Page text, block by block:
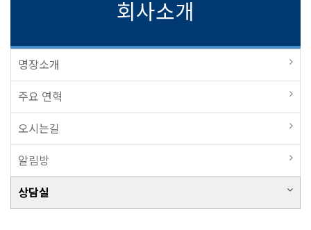
회사소개
명장소개
주요 연혁
오시는길
알림방
상담실